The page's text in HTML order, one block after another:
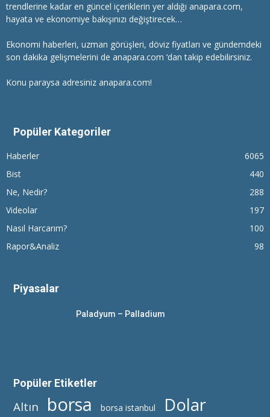
trendlerine kadar en güncel içeriklerin yer aldığı anapara.com,
hayata ve ekonomiye bakışınızı değiştirecek…
Ekonomi haberleri, uzman görüşleri, döviz fiyatları ve gündemdeki
son dakika gelişmelerini de anapara.com ‘dan takip edebilirsiniz.
Konu paraysa adresiniz anapara.com!
Popüler Kategoriler
Haberler
6065
Bist
440
Ne, Nedir?
288
Videolar
197
Nasıl Harcarım?
100
Rapor&Analiz
98
Piyasalar
Paladyum – Palladium
Popüler Etiketler
Altın borsa borsa istanbul Dolar